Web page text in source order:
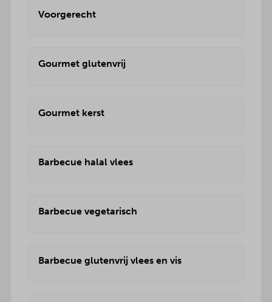
Voorgerecht
Gourmet glutenvrij
Gourmet kerst
Barbecue halal vlees
Barbecue vegetarisch
Barbecue glutenvrij vlees en vis